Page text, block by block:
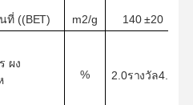
ที่ ((BET) m2/g 140 ±20
ผง
% 2.0รางวัล4.0